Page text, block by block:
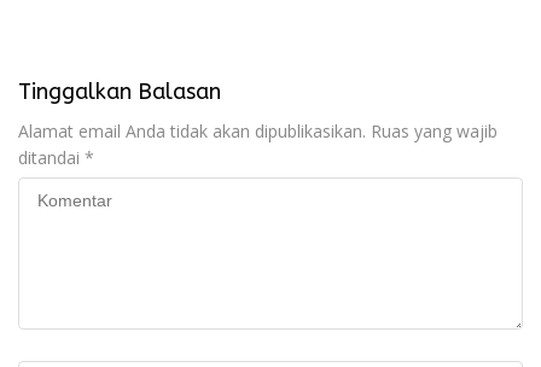
Tinggalkan Balasan
Alamat email Anda tidak akan dipublikasikan. Ruas yang wajib
ditandai *